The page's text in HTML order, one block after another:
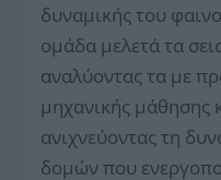
δυναμικής του
ομάδα μελετά τα
αναλύοντας τα με
μηχανικής μάθησης
ανιχνεύοντας τη
δομών που